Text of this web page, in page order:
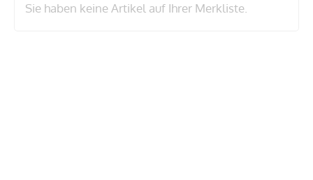
Sie haben keine Artikel auf Ihrer Merkliste.